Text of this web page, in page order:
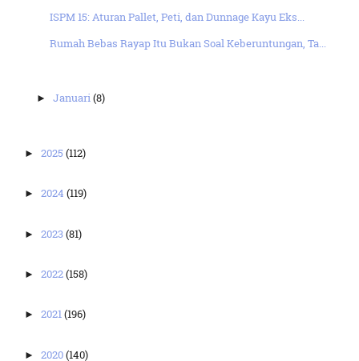
ISPM 15: Aturan Pallet, Peti, dan Dunnage Kayu Eks...
Rumah Bebas Rayap Itu Bukan Soal Keberuntungan, Ta...
►Januari(8)
► 2025 (112)
► 2024 (119)
► 2023(81)
► 2022(158)
► 2021(196)
► 2020(140)